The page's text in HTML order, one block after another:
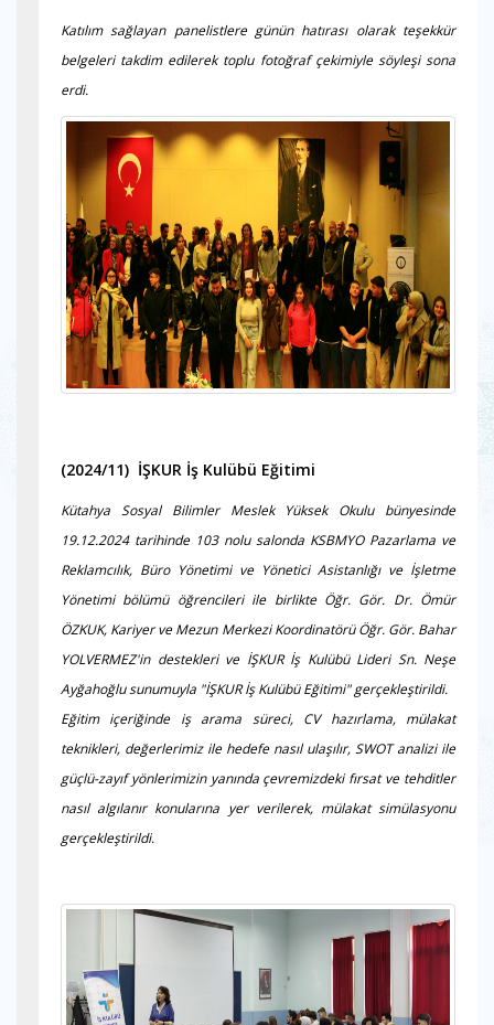
Katılım sağlayan panelistlere günün hatırası olarak teşekkür
belgeleri takdim edilerek toplu fotoğraf çekimiyle söyleşi sona
erdi.
(2024/11) İŞKUR İş Kulübü Eğitimi
Kütahya Sosyal Bilimler Meslek Yüksek Okulu bünyesinde
19.12.2024 tarihinde 103 nolu salonda KSBMYO Pazarlama ve
Reklamcılık, Büro Yönetimi ve Yönetici Asistanlığı ve İşletme
Yönetimi bölümü öğrencileri ile birlikte Öğr. Gör. Dr. Ömür
ÖZKUK, Kariyer ve Mezun Merkezi Koordinatörü Öğr. Gör. Bahar
YOLVERMEZ'in destekleri ve İŞKUR İş Kulübü Lideri Sn. Neşe
Ayğahoğlu sunumuyla "İŞKUR İş Kulübü Eğitimi" gerçekleştirildi.
Eğitim içeriğinde iş arama süreci, CV hazırlama, mülakat
teknikleri, değerlerimiz ile hedefe nasıl ulaşılır, SWOT analizi ile
güçlü-zayıf yönlerimizin yanında çevremizdeki fırsat ve tehditler
nasıl algılanır konularına yer verilerek, mülakat simülasyonu
gerçekleştirildi.